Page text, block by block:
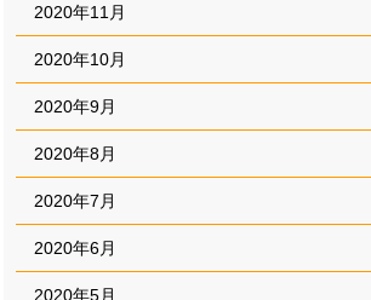
2020年11月
2020年10月
2020年9月
2020年8月
2020年7月
2020年6月
2020年5月